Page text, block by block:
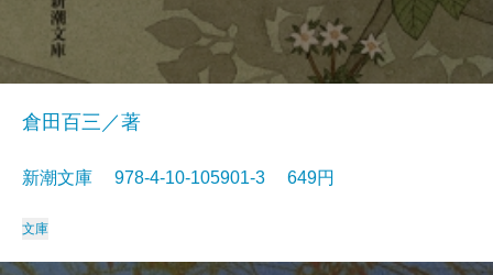
倉田百三／著
新潮文庫 978-4-10-105901-3 649円
文庫